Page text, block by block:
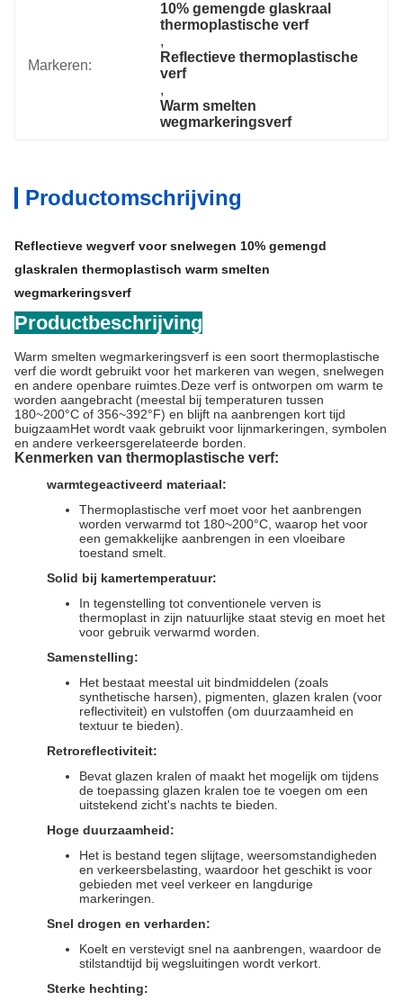
Markeren:
10% gemengde glaskraal
thermoplastische verf
,
Reflectieve thermoplastische
verf
,
Warm smelten
wegmarkeringsverf
Productomschrijving
Reflectieve wegverf voor snelwegen 10% gemengd
glaskralen thermoplastisch warm smelten
wegmarkeringsverf
Productbeschrijving
Warm smelten wegmarkeringsverf is een soort thermoplastische
verf die wordt gebruikt voor het markeren van wegen, snelwegen
en andere openbare ruimtes.Deze verf is ontworpen om warm te
worden aangebracht (meestal bij temperaturen tussen
180~200°C of 356~392°F) en blijft na aanbrengen kort tijd
buigzaamHet wordt vaak gebruikt voor lijnmarkeringen, symbolen
en andere verkeersgerelateerde borden.
Kenmerken van thermoplastische verf:
warmtegeactiveerd materiaal:
Thermoplastische verf moet voor het aanbrengen
worden verwarmd tot 180~200°C, waarop het voor
een gemakkelijke aanbrengen in een vloeibare
toestand smelt.
Solid bij kamertemperatuur:
In tegenstelling tot conventionele verven is
thermoplast in zijn natuurlijke staat stevig en moet het
voor gebruik verwarmd worden.
Samenstelling:
Het bestaat meestal uit bindmiddelen (zoals
synthetische harsen), pigmenten, glazen kralen (voor
reflectiviteit) en vulstoffen (om duurzaamheid en
textuur te bieden).
Retroreflectiviteit:
Bevat glazen kralen of maakt het mogelijk om tijdens
de toepassing glazen kralen toe te voegen om een
uitstekend zicht's nachts te bieden.
Hoge duurzaamheid:
Het is bestand tegen slijtage, weersomstandigheden
en verkeersbelasting, waardoor het geschikt is voor
gebieden met veel verkeer en langdurige
markeringen.
Snel drogen en verharden:
Koelt en verstevigt snel na aanbrengen, waardoor de
stilstandtijd bij wegsluitingen wordt verkort.
Sterke hechting: